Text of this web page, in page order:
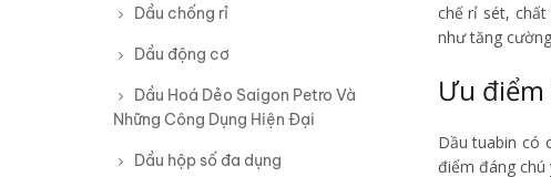
chế rỉ sét,
như tăng
Ưu
Dầu tuabin có
điểm đáng chú
Dầu chống rỉ
Dầu động cơ
Dầu Hoá Dẻo Saigon Petro Và
Những Công Dụng Hiện Đại
Dầu hộp số đa dụng